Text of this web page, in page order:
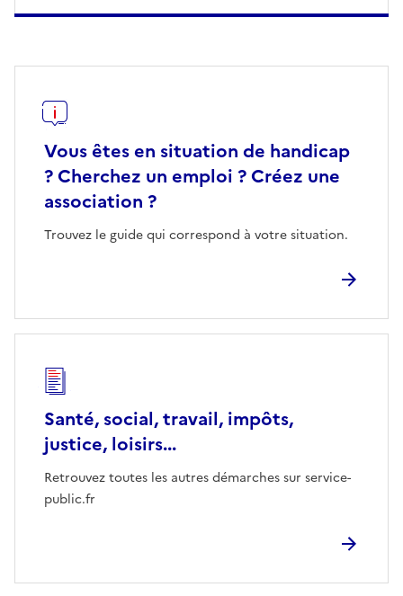
Vous êtes en situation de handicap
? Cherchez un emploi ? Créez une
association ?
Trouvez le guide qui correspond à votre situation.
Santé, social, travail, impôts,
justice, loisirs...
Retrouvez toutes les autres démarches sur service-
public.fr